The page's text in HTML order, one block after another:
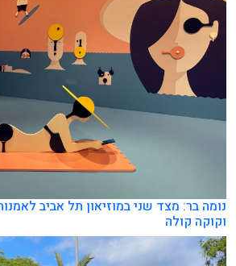
נומה בר: מצד שני במוזיאון תל אביב
וקוקה קולה